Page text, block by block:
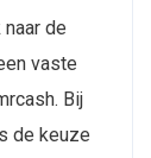
de
vaste
Bij
de keuze